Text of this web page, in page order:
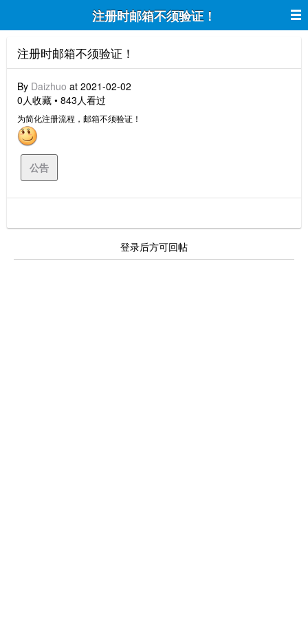
注册时邮箱不须验证！
注册时邮箱不须验证！
By Daizhuo at 2021-02-02
0人收藏 • 843人看过
为简化注册流程，邮箱不须验证！
公告
登录后方可回帖